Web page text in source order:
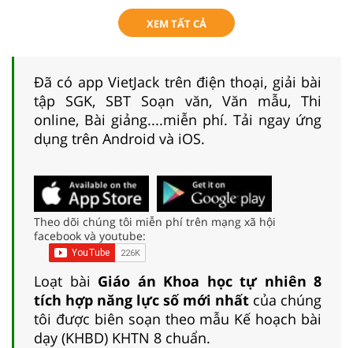
XEM TẤT CẢ
Đã có app VietJack trên điện thoại, giải bài
tập SGK, SBT Soạn văn, Văn mẫu, Thi
online, Bài giảng....miễn phí. Tải ngay ứng
dụng trên Android và iOS.
Theo dõi chúng tôi miễn phí trên mạng xã hội
facebook và youtube:
Loạt bài Giáo án Khoa học tự nhiên 8
tích hợp năng lực số mới nhất của chúng
tôi được biên soạn theo mẫu Kế hoạch bài
dạy (KHBD) KHTN 8 chuẩn.